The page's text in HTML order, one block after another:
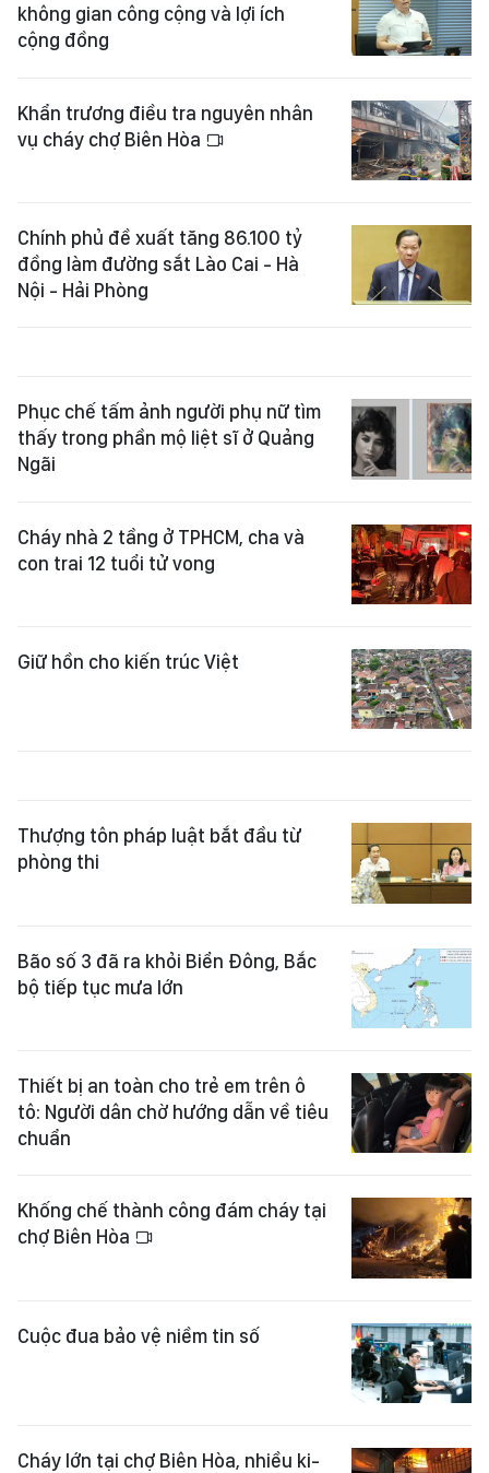
không gian công cộng và lợi ích
cộng đồng
Khẩn trương điều tra nguyên nhân
vụ cháy chợ Biên Hòa
Chính phủ đề xuất tăng 86.100 tỷ
đồng làm đường sắt Lào Cai - Hà
Nội - Hải Phòng
Phục chế tấm ảnh người phụ nữ tìm
thấy trong phần mộ liệt sĩ ở Quảng
Ngãi
Cháy nhà 2 tầng ở TPHCM, cha và
con trai 12 tuổi tử vong
Giữ hồn cho kiến trúc Việt
Thượng tôn pháp luật bắt đầu từ
phòng thi
Bão số 3 đã ra khỏi Biển Đông, Bắc
bộ tiếp tục mưa lớn
Thiết bị an toàn cho trẻ em trên ô
tô: Người dân chờ hướng dẫn về tiêu
chuẩn
Khống chế thành công đám cháy tại
chợ Biên Hòa
Cuộc đua bảo vệ niềm tin số
Cháy lớn tại chợ Biên Hòa, nhiều ki-